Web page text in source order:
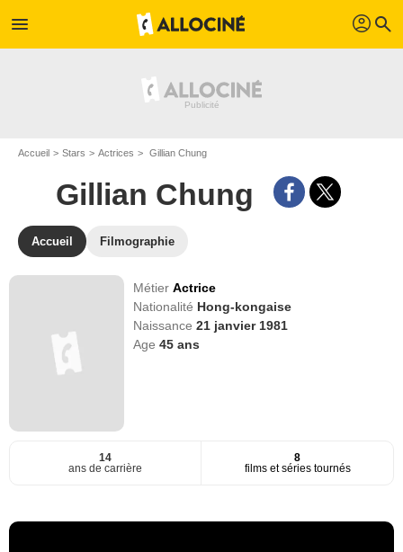
menu profil search
Accueil Stars Actrices Gillian Chung
Gillian Chung
Accueil Filmographie
MétierActrice
Nationalité Hong-kongaise
Naissance21 janvier 1981
Age45 ans
14
ans de carrière
8
films et séries tournés